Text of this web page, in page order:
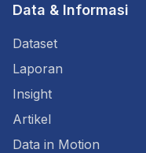
Data & Informasi
Dataset
Laporan
Insight
Artikel
Data in Motion